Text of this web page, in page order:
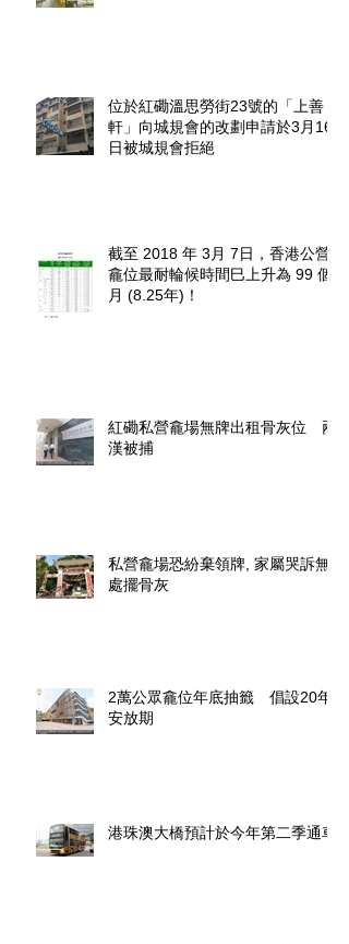
位於紅磡溫思勞街23號的「上善
軒」向城規會的改劃申請於3月16
日被城規會拒絕
截至 2018 年 3月 7日，香港公營
龕位最耐輪候時間巳上升為 99 個
月 (8.25年)！
紅磡私營龕場無牌出租骨灰位 兩
漢被捕
私營龕場恐紛棄領牌, 家屬哭訴無
處擺骨灰
2萬公眾龕位年底抽籤 倡設20年
安放期
港珠澳大橋預計於今年第二季通車